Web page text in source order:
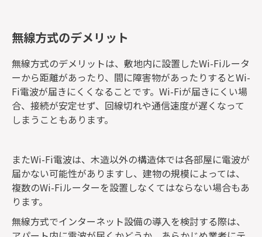
無線方式のデメリット
無線方式のデメリットは、敷地内に設置したWi-Fiルータ
ーから距離があったり、間に障害物があったりするとWi-
Fi電波が届きにくくなることです。Wi-Fiが届きにくい場
合、接続が安定せず、回線切れや通信速度が遅くなって
しまうこともあります。
またWi-Fi電波は、木造以外の構造体では各部屋に電波が
届かない可能性がありますし、建物の規模によっては、
複数のWi-Fiルーターを設置しなくてはならない場合もあ
ります。
無線方式でインターネット設備の導入を検討する際は、